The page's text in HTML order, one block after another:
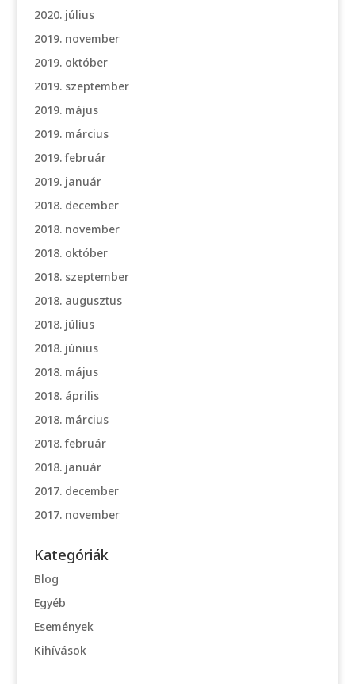
2020. július
2019. november
2019. október
2019. szeptember
2019. május
2019. március
2019. február
2019. január
2018. december
2018. november
2018. október
2018. szeptember
2018. augusztus
2018. július
2018. június
2018. május
2018. április
2018. március
2018. február
2018. január
2017. december
2017. november
Kategóriák
Blog
Egyéb
Események
Kihívások